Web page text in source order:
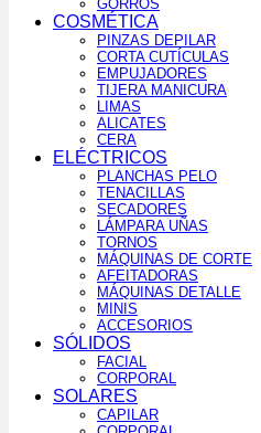
GORROS
COSMÉTICA
PINZAS DEPILAR
CORTA CUTÍCULAS
EMPUJADORES
TIJERA MANICURA
LIMAS
ALICATES
CERA
ELÉCTRICOS
PLANCHAS PELO
TENACILLAS
SECADORES
LÁMPARA UÑAS
TORNOS
MÁQUINAS DE CORTE
AFEITADORAS
MÁQUINAS DETALLE
MINIS
ACCESORIOS
SÓLIDOS
FACIAL
CORPORAL
SOLARES
CAPILAR